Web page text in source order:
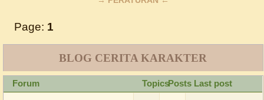
BLOG CERITA KARAKTER
Page: 1
Forum TopicsPosts Last post